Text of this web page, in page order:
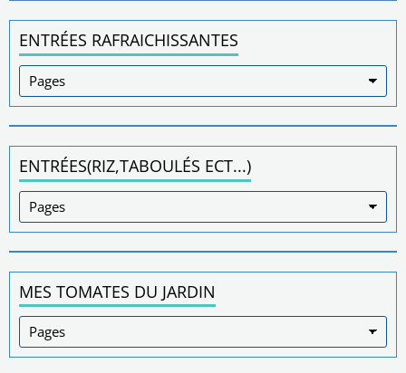
ENTRÉES RAFRAICHISSANTES
ENTRÉES(RIZ,TABOULÉS ECT...)
MES TOMATES DU JARDIN